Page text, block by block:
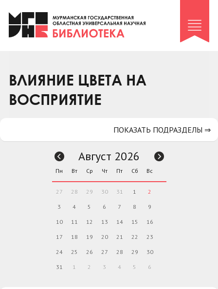
Клуб «Гиря и сельдерей»
Клуб «Семейный архив»
Коллегам
Контакты
ВЛИЯНИЕ ЦВЕТА НА
ВОСПРИЯТИЕ
ПОКАЗАТЬ ПОДРАЗДЕЛЫ ⇒
Август 2026
Пн Вт Ср Чт Пт Сб Вс
27 28 29 30 31 1 2
3 4 5 6 7 8 9
10 11 12 13 14 15 16
17 18 19 20 21 22 23
24 25 26 27 28 29 30
31 1 2 3 4 5 6